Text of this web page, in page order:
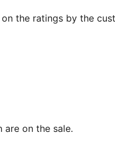
the ratings by the
on the sale.